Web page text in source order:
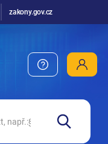
zakony.gov.cz